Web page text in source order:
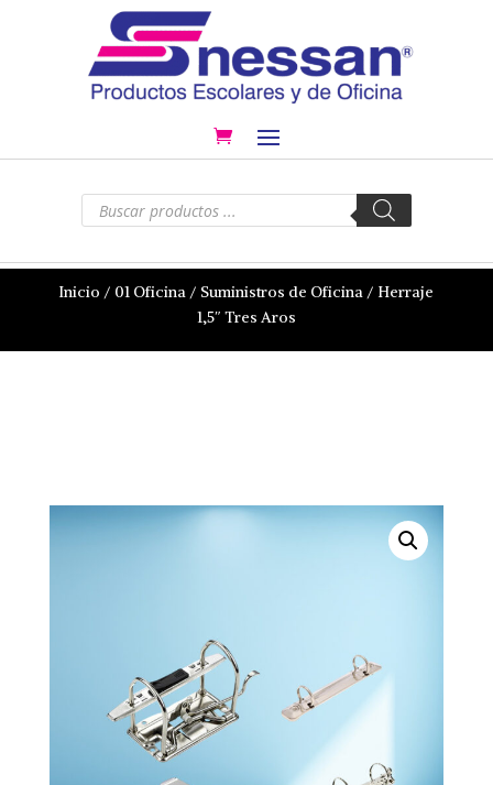
Búsqueda
productos
Inicio / 01 Oficina / Suministros de Oficina / Herraje
1,5″ Tres Aros